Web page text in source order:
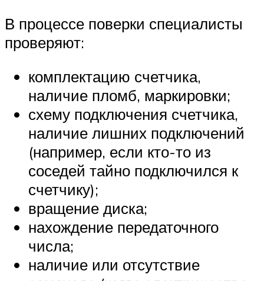
В процессе поверки специалисты
проверяют:
комплектацию счетчика,
наличие пломб, маркировки;
схему подключения счетчика,
наличие лишних подключений
(например, если кто-то из
соседей тайно подключился к
счетчику);
вращение диска;
нахождение передаточного
числа;
наличие или отсутствие